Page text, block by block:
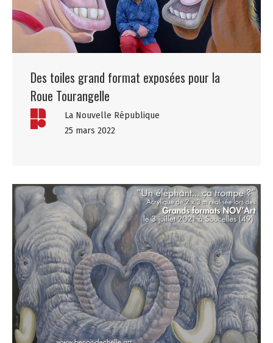
Des toiles grand format exposées pour la
Roue Tourangelle
La Nouvelle République
25 mars 2022